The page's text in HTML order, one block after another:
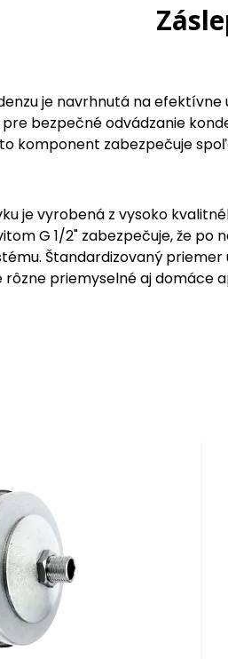
je navrhnutá na
bezpečné odvádzanie
komponent zabezpečuje
je vyrobená z vysoko
G 1/2" zabezpečuje, že
Štandardizovaný
priemyselné aj domáce